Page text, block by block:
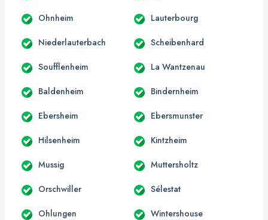
Ohnheim Lauterbourg
Niederlauterbach Scheibenhard
Soufflenheim La Wantzenau
Baldenheim Bindernheim
Ebersheim Ebersmunster
Hilsenheim Kintzheim
Mussig Muttersholtz
Orschwiller Sélestat
Ohlungen Wintershouse